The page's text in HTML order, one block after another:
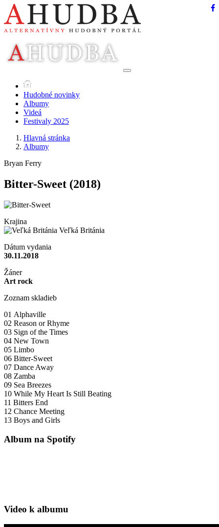
Hudobné novinky
Albumy
Videá
Festivaly 2025
Hlavná stránka
Albumy
Bryan Ferry
Bitter-Sweet (2018)
Krajina
Veľká Británia
Dátum vydania
30.11.2018
Žáner
Art rock
Zoznam skladieb
01 Alphaville
02 Reason or Rhyme
03 Sign of the Times
04 New Town
05 Limbo
06 Bitter-Sweet
07 Dance Away
08 Zamba
09 Sea Breezes
10 While My Heart Is Still Beating
11 Bitters End
12 Chance Meeting
13 Boys and Girls
Album na Spotify
Video k albumu